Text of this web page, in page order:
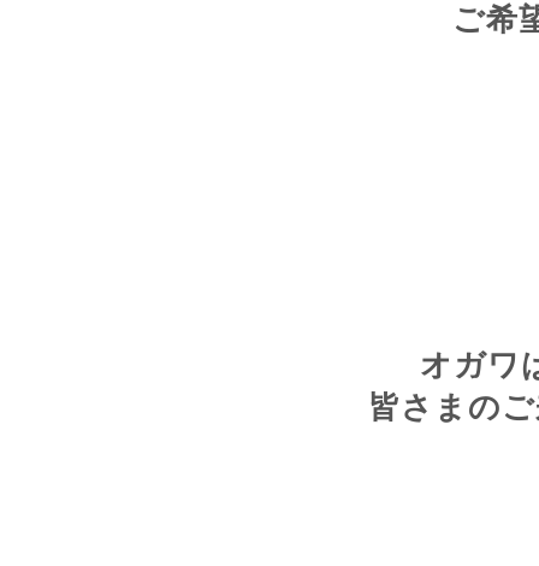
ご希
オガワ
皆さまの